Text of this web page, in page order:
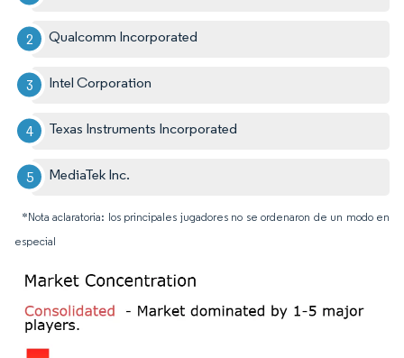
Qualcomm Incorporated
Intel Corporation
Texas Instruments Incorporated
MediaTek Inc.
*Nota aclaratoria: los principales jugadores no se ordenaron de un modo en
especial